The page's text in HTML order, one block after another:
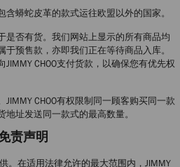
蟒蛇皮革的款式运往欧盟以外的国家。
是否有货。我们网站上显示的所有商品均
预售款，亦即我们正在等待商品入库。
CHOO支付货款，以确保您有优先权
CHOO有权限制同一顾客购买同一款
址发送同一款式的最高数量。
责声明
。在适用法律允许的最大范围内，JIMMY